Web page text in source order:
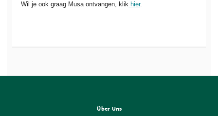
Wil je ook graag Musa ontvangen, klik hier.
Über Uns